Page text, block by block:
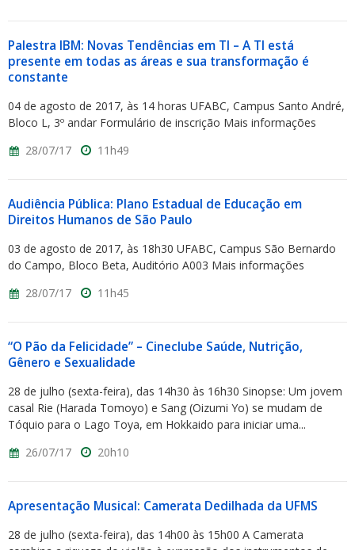
Palestra IBM: Novas Tendências em TI – A TI está
presente em todas as áreas e sua transformação é
constante
04 de agosto de 2017, às 14 horas UFABC, Campus Santo André,
Bloco L, 3º andar Formulário de inscrição Mais informações
28/07/17
11h49
Audiência Pública: Plano Estadual de Educação em
Direitos Humanos de São Paulo
03 de agosto de 2017, às 18h30 UFABC, Campus São Bernardo
do Campo, Bloco Beta, Auditório A003 Mais informações
28/07/17
11h45
“O Pão da Felicidade” – Cineclube Saúde, Nutrição,
Gênero e Sexualidade
28 de julho (sexta-feira), das 14h30 às 16h30 Sinopse: Um jovem
casal Rie (Harada Tomoyo) e Sang (Oizumi Yo) se mudam de
Tóquio para o Lago Toya, em Hokkaido para iniciar uma...
26/07/17
20h10
Apresentação Musical: Camerata Dedilhada da UFMS
28 de julho (sexta-feira), das 14h00 às 15h00 A Camerata​ ​